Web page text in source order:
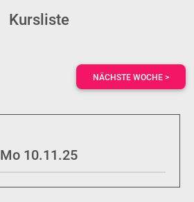
Kursliste
NÄCHSTE WOCHE >
Mo 10.11.25